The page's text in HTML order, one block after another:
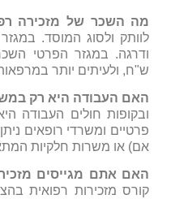
מה השכר של מזכירה
לוותק ולסוג המוסד.
ש"ח, ולעיתים יותר
האם העבודה היא רק
ובקופות חולים העבודה
פרטיים ומשרדי רופאים
אם) או משרות חלקיות
האם אתם מגייסים
קורס מזכירות רפואית